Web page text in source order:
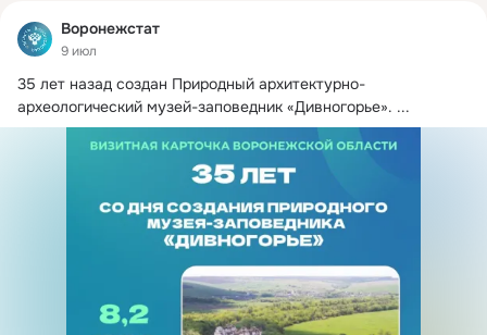
Воронежстат
9 июл
35 лет назад создан Природный архитектурно-
археологический музей-заповедник «Дивногорье». ...